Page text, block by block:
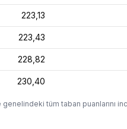
223,13
223,43
228,82
230,40
tüm taban puanlarını